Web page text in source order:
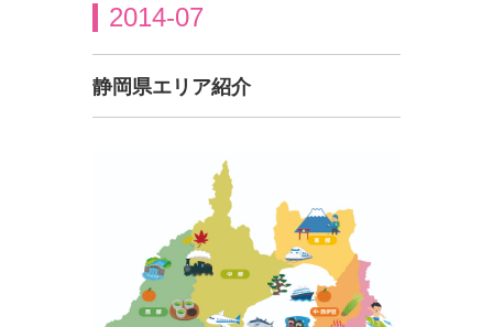
2014-07
静岡県エリア紹介